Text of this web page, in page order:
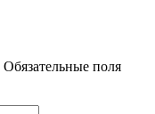
Обязательные поля